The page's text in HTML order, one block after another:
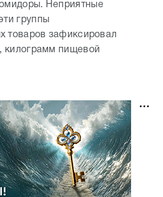
Неприятные
группы
товаров зафиксировал
килограмм пищевой